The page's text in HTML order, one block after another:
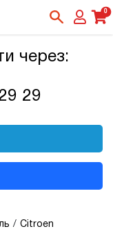
0
через:
29
Citroen